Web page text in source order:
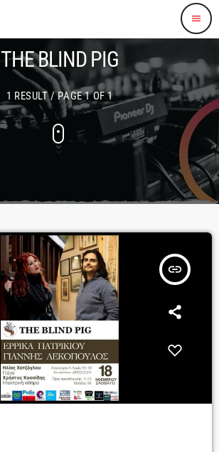
menu
THE BLIND PIG
1 RESULT / PAGE 1 OF 1
insert_link